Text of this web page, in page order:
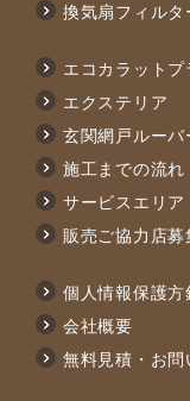
換気扇フィルタ
エコカラット
エクステリア
玄関網戸ルーバ
施工までの流れ
サービスエリア
販売ご協力店
個人情報保護方
会社概要
無料見積・お問